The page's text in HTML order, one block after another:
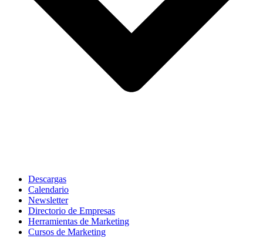
Descargas
Calendario
Newsletter
Directorio de Empresas
Herramientas de Marketing
Cursos de Marketing